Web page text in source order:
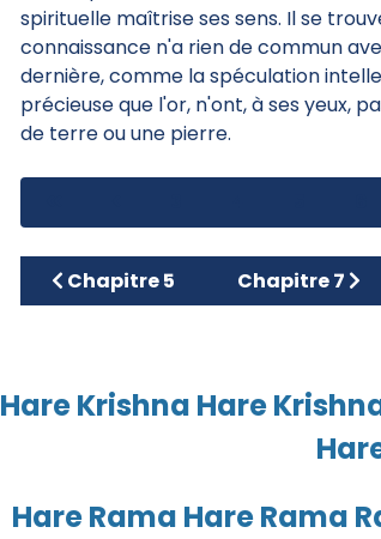
spirituelle maîtrise ses sens. Il se
connaissance n'a rien de commun
dernière, comme la spéculation
précieuse que l'or, n'ont, à ses yeux,
de terre ou une pierre.
Article précédent : Chapitre 5
Chapitre 5 Article
Chapitre 7
Hare Krishna Hare
Hare Rama Hare Rama